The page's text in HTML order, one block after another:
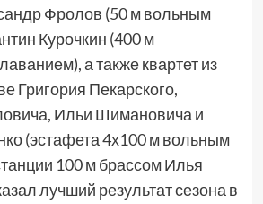
Фролов (50 м вольным
Курочкин (400 м
а также квартет из
Григория Пекарского,
Ильи Шимановича и
(эстафета 4х100 м вольным
100 м брассом Илья
лучший результат сезона в